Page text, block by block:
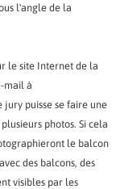
l'angle de la
le site Internet de la
mail à
jury puisse se faire une
photos. Si cela
le balcon
des balcons, des
visibles par les